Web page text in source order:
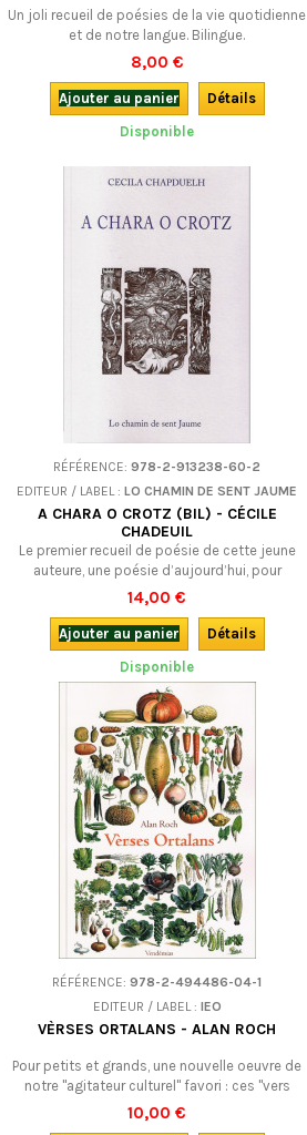
Un joli recueil de poésies de la vie quotidienne
et de notre langue. Bilingue.
8,00 €
Ajouter au panier
Détails
Disponible
RÉFÉRENCE:978-2-913238-60-2
EDITEUR / LABEL :LO CHAMIN DE SENT JAUME
A CHARA O CROTZ (BIL) - CÉCILE
CHADEUIL
Le premier recueil de poésie de cette jeune
auteure, une poésie d’aujourd’hui, pour
aujourd’hui, jeune, fraîche, souvent légère,
primesautière… des poèmes au féminin, où
désir, amour et poésie tiennent bonne place,
dans une langue riche aux accents
troubadouresques. Bilingue.
14,00 €
Ajouter au panier
Détails
Disponible
RÉFÉRENCE:978-2-494486-04-1
EDITEUR / LABEL : IEO
VÈRSES ORTALANS - ALAN ROCH
Pour petits et grands, une nouvelle oeuvre de
notre "agitateur culturel" favori : ces "vers
jardiniers", de quoi découvrir la vie du potager
et de son voisinage. En occitan
10,00 €